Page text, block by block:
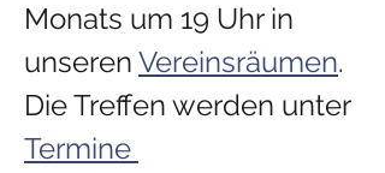
Monats um 19 Uhr in
unseren Vereinsräumen. ​
Die Treffen werden unter
Termine